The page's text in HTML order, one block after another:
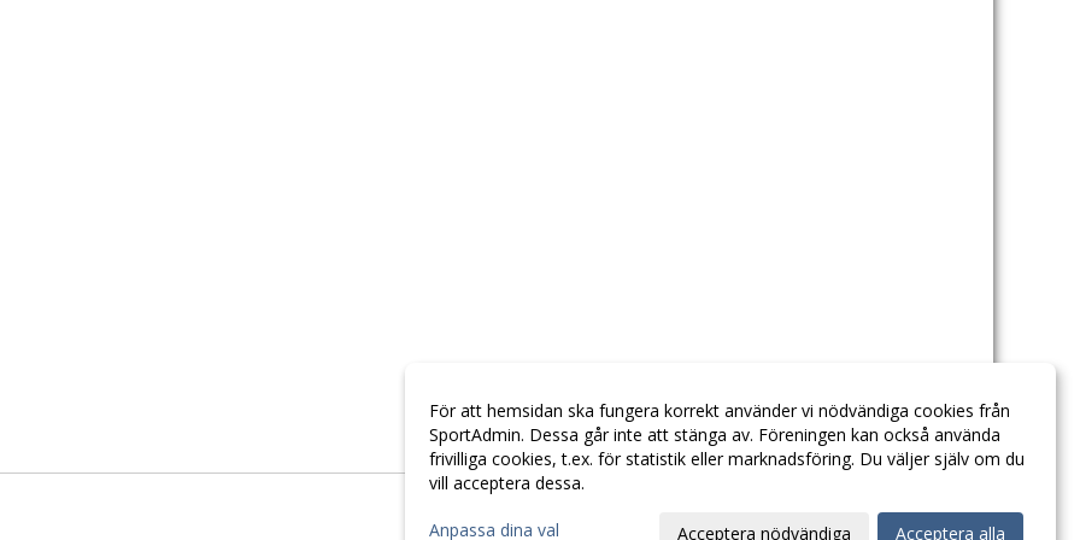
För att hemsidan ska fungera korrekt använder vi nödvändiga cookies från
SportAdmin. Dessa går inte att stänga av. Föreningen kan också använda
frivilliga cookies, t.ex. för statistik eller marknadsföring. Du väljer själv om du
vill acceptera dessa.
Anpassa dina val Acceptera nödvändiga Acceptera alla